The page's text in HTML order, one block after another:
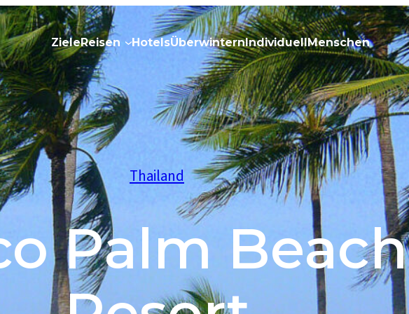
ZieleReisen HotelsÜberwinternIndividuellMenschen
Thailand
Palm Beach